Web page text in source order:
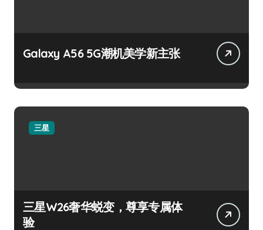
Galaxy A56 5G潮机美学新主张
三星
三星W26奢华蜕变，尊享专属体
验